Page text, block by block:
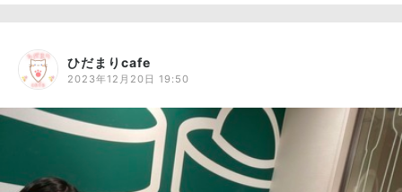
ひだまりcafe
2023年12月20日 19:50